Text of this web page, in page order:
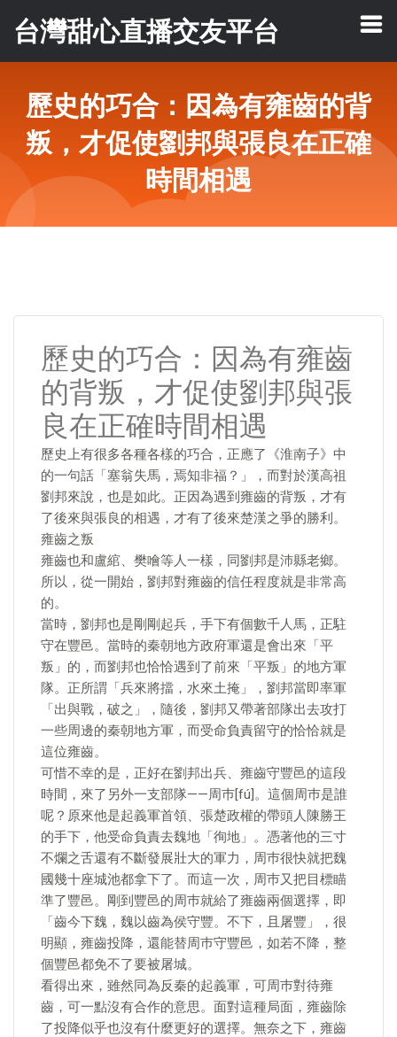
台灣甜心直播交友平台
歷史的巧合：因為有雍齒的背
叛，才促使劉邦與張良在正確
時間相遇
歷史的巧合：因為有雍齒
的背叛，才促使劉邦與張
良在正確時間相遇
歷史上有很多各種各樣的巧合，正應了《淮南子》中
的一句話「塞翁失馬，焉知非福？」，而對於漢高祖
劉邦來說，也是如此。正因為遇到雍齒的背叛，才有
了後來與張良的相遇，才有了後來楚漢之爭的勝利。
雍齒之叛
雍齒也和盧綰、樊噲等人一樣，同劉邦是沛縣老鄉。
所以，從一開始，劉邦對雍齒的信任程度就是非常高
的。
當時，劉邦也是剛剛起兵，手下有個數千人馬，正駐
守在豐邑。當時的秦朝地方政府軍還是會出來「平
叛」的，而劉邦也恰恰遇到了前來「平叛」的地方軍
隊。正所謂「兵來將擋，水來土掩」，劉邦當即率軍
「出與戰，破之」，隨後，劉邦又帶著部隊出去攻打
一些周邊的秦朝地方軍，而受命負責留守的恰恰就是
這位雍齒。
可惜不幸的是，正好在劉邦出兵、雍齒守豐邑的這段
時間，來了另外一支部隊——周巿[fú]。這個周巿是誰
呢？原來他是起義軍首領、張楚政權的帶頭人陳勝王
的手下，他受命負責去魏地「徇地」。憑著他的三寸
不爛之舌還有不斷發展壯大的軍力，周巿很快就把魏
國幾十座城池都拿下了。而這一次，周巿又把目標瞄
準了豐邑。剛到豐邑的周巿就給了雍齒兩個選擇，即
「齒今下魏，魏以齒為侯守豐。不下，且屠豐」，很
明顯，雍齒投降，還能替周巿守豐邑，如若不降，整
個豐邑都免不了要被屠城。
看得出來，雖然同為反秦的起義軍，可周巿對待雍
齒，可一點沒有合作的意思。面對這種局面，雍齒除
了投降似乎也沒有什麼更好的選擇。無奈之下，雍齒